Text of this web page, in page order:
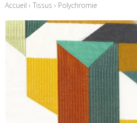
Accueil › Tissus › Polychromie